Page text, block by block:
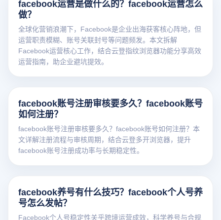
facebook运营是做什么的？facebook运营怎么
做？
全球化营销浪潮下，Facebook是企业出海获客核心阵地，但
运营职责模糊、账号关联封号等问题频发。本文拆解
Facebook运营核心工作，结合云登指纹浏览器功能分享高效
运营指南，助企业避坑提效。
facebook账号注册审核要多久？facebook账号
如何注册？
facebook账号注册审核要多久？facebook账号如何注册？本
文详解注册流程与审核周期，结合云登多开浏览器，提升
facebook账号注册成功率与长期稳定性。
facebook养号有什么技巧？facebook个人号养
号怎么发帖？
Facebook个人号稳定性关乎跨境运营成效，科学养号与合规